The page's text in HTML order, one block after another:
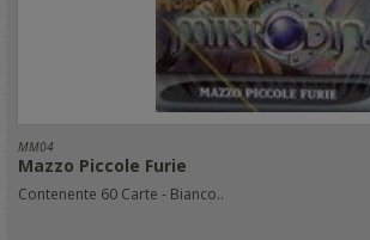
MM04
Mazzo Piccole Furie
Contenente 60 Carte - Bianco..